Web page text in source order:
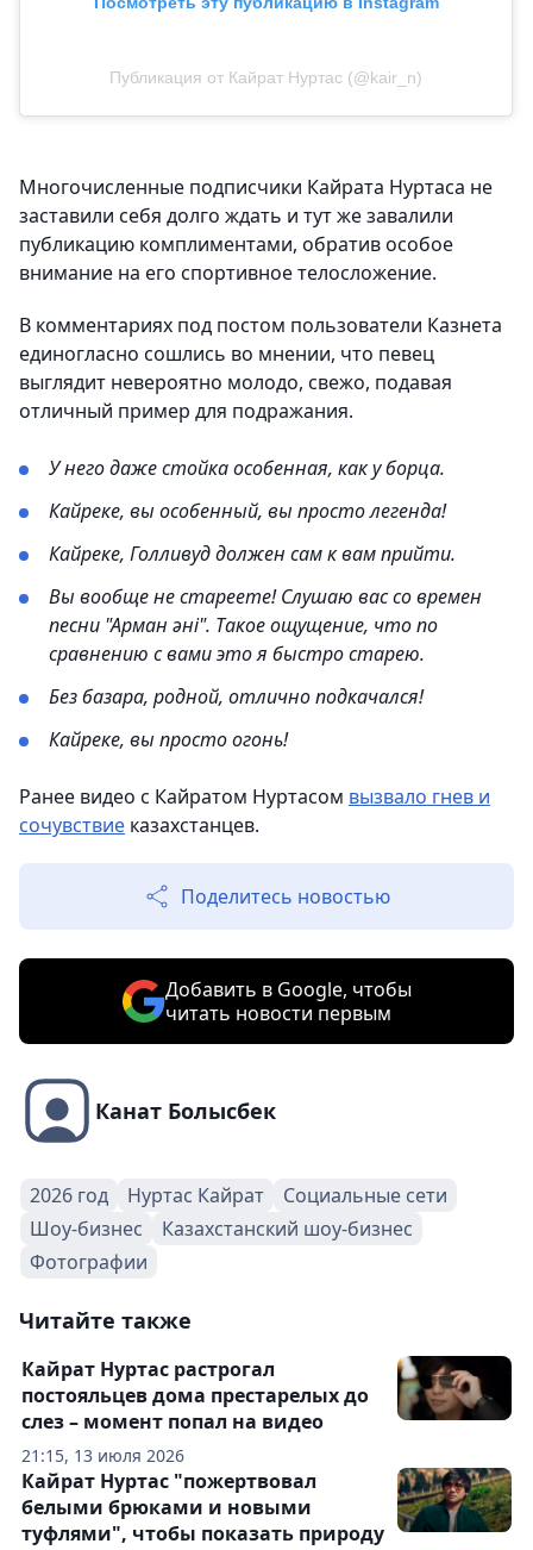
Публикация от Кайрат Нуртас (@kair_n)
Многочисленные подписчики Кайрата Нуртаса не
заставили себя долго ждать и тут же завалили
публикацию комплиментами, обратив особое
внимание на его спортивное телосложение.
В комментариях под постом пользователи Казнета
единогласно сошлись во мнении, что певец
выглядит невероятно молодо, свежо, подавая
отличный пример для подражания.
У него даже стойка особенная, как у борца.
Кайреке, вы особенный, вы просто легенда!
Кайреке, Голливуд должен сам к вам прийти.
Вы вообще не стареете! Слушаю вас со времен
песни "Арман әні". Такое ощущение, что по
сравнению с вами это я быстро старею.
Без базара, родной, отлично подкачался!
Кайреке, вы просто огонь!
Ранее видео с Кайратом Нуртасом вызвало гнев и
сочувствие казахстанцев.
Поделитесь новостью
Добавить в Google, чтобы
читать новости первым
Канат Болысбек
2026 год Нуртас Кайрат
Социальные сети
Шоу-бизнес
Казахстанский шоу-бизнес
Фотографии
Читайте также
21:15, 13 июля 2026
Кайрат Нуртас растрогал
постояльцев дома престарелых до
слез – момент попал на видео
Кайрат Нуртас "пожертвовал
белыми брюками и новыми
туфлями", чтобы показать природу